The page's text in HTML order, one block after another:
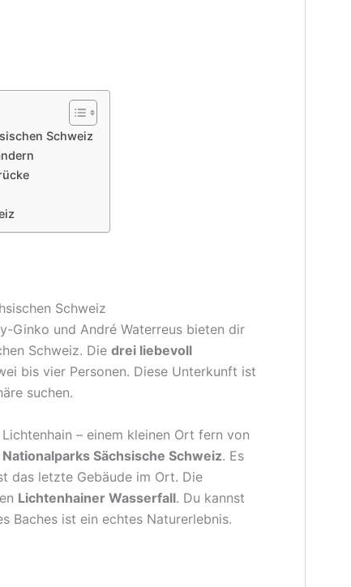
Schweiz
Schweiz
Ginko und André Waterreus bieten dir
Schweiz. Die drei liebevoll
bis vier Personen. Diese Unterkunft ist
suchen.
– einem kleinen Ort fern von
Nationalparks Sächsische Schweiz. Es
das letzte Gebäude im Ort. Die
Lichtenhainer Wasserfall. Du kannst
Baches ist ein echtes Naturerlebnis.